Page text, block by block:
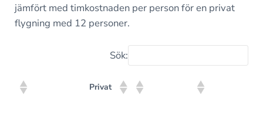
jämfört med timkostnaden per person för en privat
flygning med 12 personer.
Sök:
Privat